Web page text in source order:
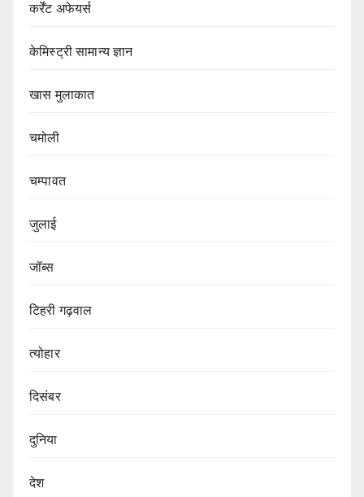
कर्रेंट अफेयर्स
केमिस्ट्री सामान्य ज्ञान
खास मुलाकात
चमोली
चम्पावत
जुलाई
जॉब्स
टिहरी गढ़वाल
त्योहार
दिसंबर
दुनिया
देश